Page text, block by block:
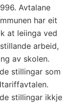
Avtalane
har eit
at leiinga ved
arbeid,
av skolen.
stillingar som
stillingar ikkje